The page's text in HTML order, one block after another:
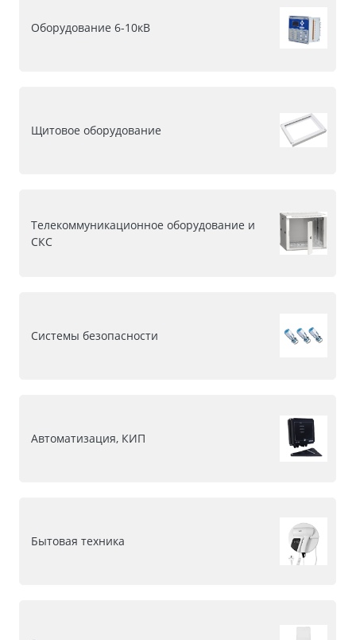
Оборудование 6-10кВ
Щитовое оборудование
Телекоммуникационное оборудование и
СКС
Системы безопасности
Автоматизация, КИП
Бытовая техника